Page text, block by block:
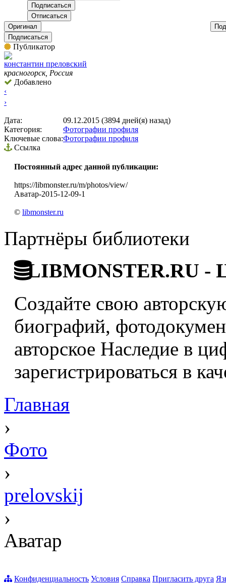
Оригинал
Подписаться
Публикатор
константин преловский
красногорск, Россия
Добавлено
‹
›
Дата:
09.12.2015 (3894 дней(я) назад)
Категория:
Фотографии профиля
Ключевые слова:Фотографии профиля
Ссылка
Постоянный адрес данной публикации:
https://libmonster.ru/m/photos/view/
Аватар-2015-12-09-1
© libmonster.ru
Партнёры библиотеки
LIBMONSTER.RU -
Создайте свою
биографий,
авторское Наследие в
зарегистрироваться в
Главная
›
Фото
›
prelovskij
›
Аватар
Конфиденциальность Условия Справка Пригласить друга